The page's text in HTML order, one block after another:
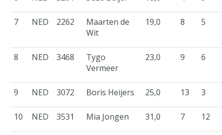
7 NED 2262
Maarten de
Wit
19,0 8 5
8 NED 3468
Tygo
Vermeer
23,0 9 6
9 NED 3072 Boris Heijers 25,0 13 3
10 NED 3531 Mia Jongen 31,0 7 12